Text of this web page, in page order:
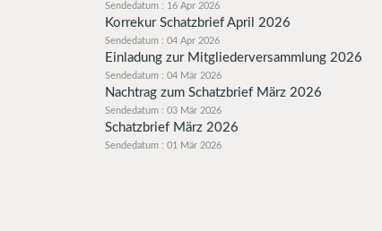
Sendedatum : 16 Apr 2026
Korrekur Schatzbrief April 2026
Sendedatum : 04 Apr 2026
Einladung zur Mitgliederversammlung 2026
Sendedatum : 04 Mär 2026
Nachtrag zum Schatzbrief März 2026
Sendedatum : 03 Mär 2026
Schatzbrief März 2026
Sendedatum : 01 Mär 2026